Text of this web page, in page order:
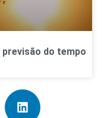
do tempo